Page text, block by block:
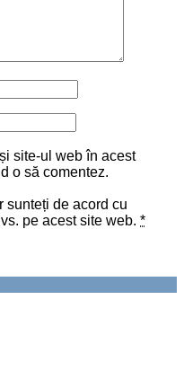
site-ul web în acest
o să comentez.
sunteți de acord cu
pe acest site web. *